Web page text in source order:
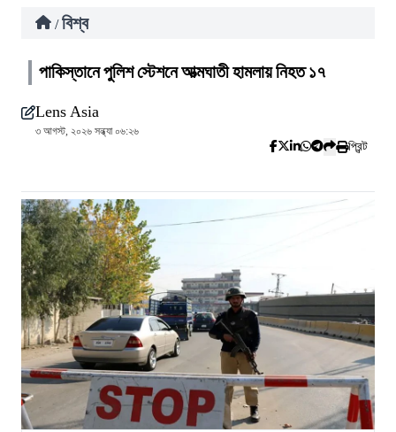
/ বিশ্ব
পাকিস্তানে পুলিশ স্টেশনে আত্মঘাতী হামলায় নিহত ১৭
Lens Asia
৩ আগস্ট, ২০২৬ সন্ধ্যা ০৬:২৬
প্রিন্ট